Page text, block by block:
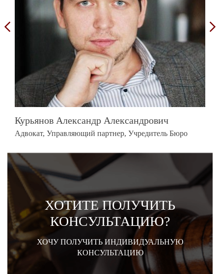
Курьянов Александр Александрович
Адвокат, Управляющий партнер, Учредитель Бюро
ХОТИТЕ ПОЛУЧИТЬ
КОНСУЛЬТАЦИЮ?
ХОЧУ ПОЛУЧИТЬ ИНДИВИДУАЛЬНУЮ
КОНСУЛЬТАЦИЮ